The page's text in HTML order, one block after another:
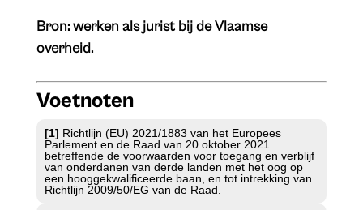
Bron: werken als jurist bij de Vlaamse
overheid.
Voetnoten
[1] Richtlijn (EU) 2021/1883 van het Europees
Parlement en de Raad van 20 oktober 2021
betreffende de voorwaarden voor toegang en verblijf
van onderdanen van derde landen met het oog op
een hooggekwalificeerde baan, en tot intrekking van
Richtlijn 2009/50/EG van de Raad.